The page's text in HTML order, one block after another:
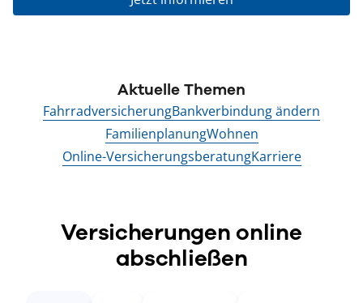
Aktuelle Themen
FahrradversicherungBankverbindung ändern
FamilienplanungWohnen
Online-VersicherungsberatungKarriere
Versicherungen online
abschließen